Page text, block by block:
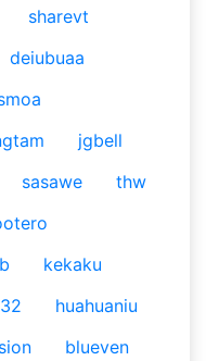
sharevt
deiubuaa
jgbell
sasawe
thw
kekaku
huahuaniu
blueven